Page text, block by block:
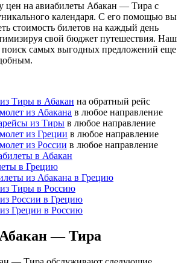
цен на авиабилеты Абакан — Тира с
календаря. С его помощью вы
стоимость билетов на каждый день
свой бюджет путешествия. Наш
поиск самых выгодных предложений еще
Тиры в Абакан на обратный рейс
из Абакана в любое направление
из Тиры в любое направление
из Греции в любое направление
из России в любое направление
в Абакан
в Грецию
из Абакана в Грецию
Тиры в Россию
России в Грецию
Греции в Россию
— Тира